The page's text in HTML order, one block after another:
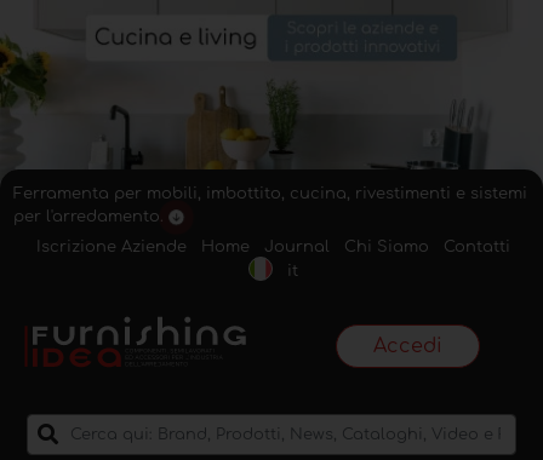
Ferramenta per mobili, imbottito, cucina, rivestimenti e sistemi
per l'arredamento.
Iscrizione Aziende
Home Journal Chi Siamo
Contatti
it
Accedi